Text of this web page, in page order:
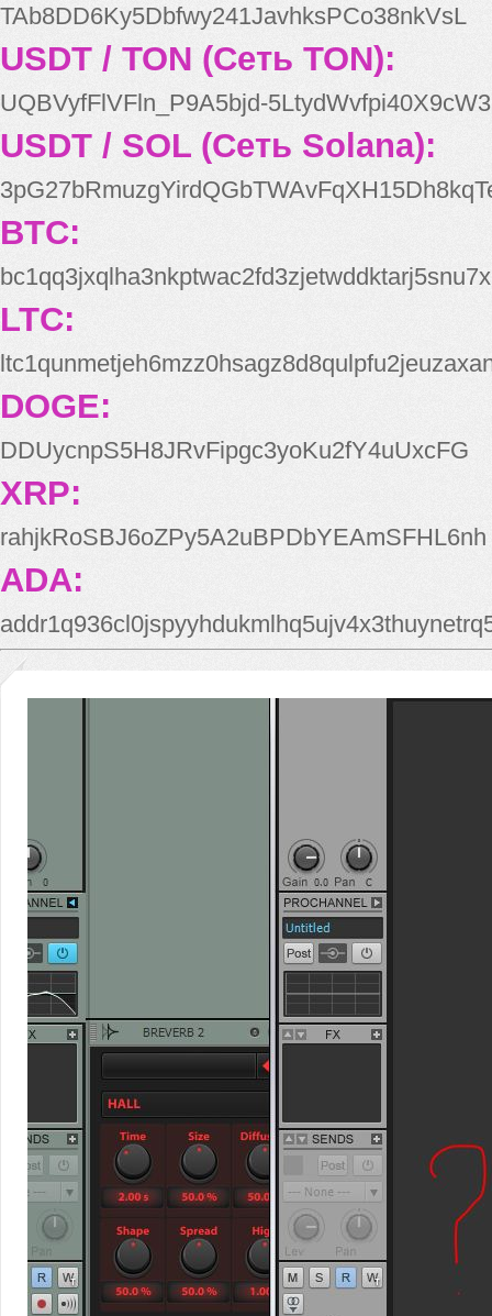
TAb8DD6Ky5Dbfwy241JavhksPCo38nkVsL
USDT / TON (Сеть TON):
UQBVyfFlVFln_P9A5bjd-
USDT / SOL (Сеть Solana):
BTC:
bc1qq3jxqlha3nkptwac2fd3zjetwddktarj5snu7x
LTC:
DOGE:
DDUycnpS5H8JRvFipgc3yoKu2fY4uUxcFG
XRP:
rahjkRoSBJ6oZPy5A2uBPDbYEAmSFHL6nh
ADA: